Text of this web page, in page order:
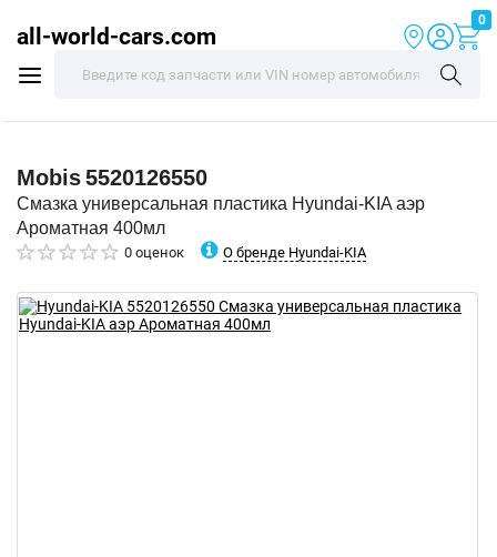
all-world-cars.com
0
Mobis5520126550
Смазка универсальная пластика Hyundai-KIA аэр
Ароматная 400мл
0 оценок О бренде Hyundai-KIA